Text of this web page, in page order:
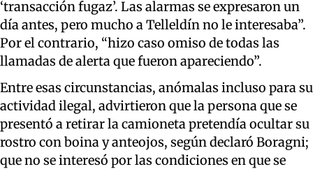
‘transacción fugaz’. Las alarmas se expresaron un
día antes, pero mucho a Telleldín no le interesaba”.
Por el contrario, “hizo caso omiso de todas las
llamadas de alerta que fueron apareciendo”.
Entre esas circunstancias, anómalas incluso para su
actividad ilegal, advirtieron que la persona que se
presentó a retirar la camioneta pretendía ocultar su
rostro con boina y anteojos, según declaró Boragni;
que no se interesó por las condiciones en que se